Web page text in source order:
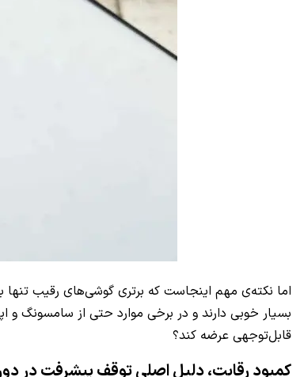
اما نکته‌ی مهم اینجاست که برتری گوشی‌های رقیب تنها
بسیار خوبی دارند و در برخی موارد حتی از سامسونگ و
قابل‌توجهی عرضه کند؟
کمبود رقابت، دلیل اصلی توقف پیشرفت در